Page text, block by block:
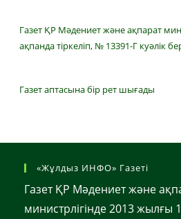
Газет ҚР Мәдениет және ақпарат
ақпанда тіркеліп, № 13391-Г куәлік
Газет аптасына бір рет шығады
«Жұлдыз ИНФО» Газеті
Газет ҚР Мәдениет және
министрлігінде 2013 жылғы